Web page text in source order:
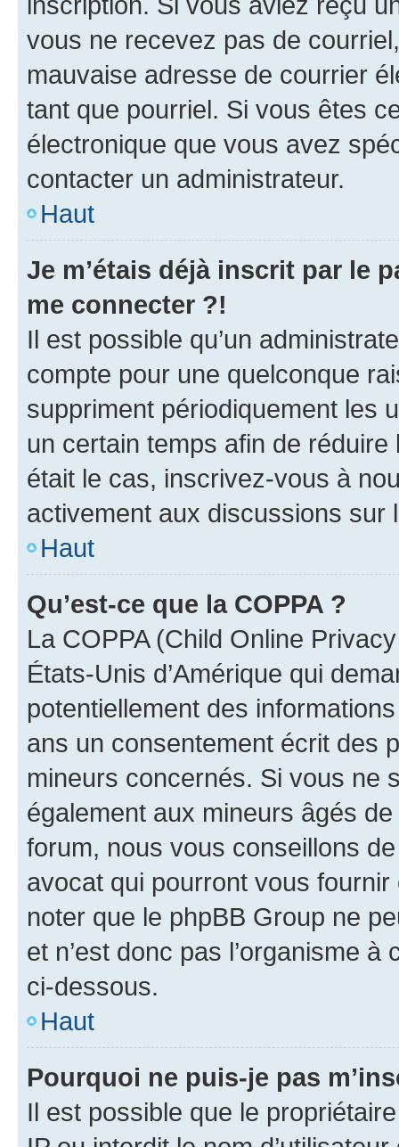
vous ne recevez pas de
mauvaise adresse de courrier
tant que pourriel. Si vous êtes
électronique que vous avez
contacter un administrateur.
Haut
Je m’étais déjà inscrit par le
me connecter ?!
Il est possible qu’un
compte pour une quelconque
suppriment périodiquement les
un certain temps afin de
était le cas, inscrivez-vous à
activement aux discussions sur
Haut
Qu’est-ce que la COPPA ?
La COPPA (Child Online
États-Unis d’Amérique qui
potentiellement des
ans un consentement écrit des
mineurs concernés. Si vous ne
également aux mineurs âgés
forum, nous vous conseillons
avocat qui pourront vous
noter que le phpBB Group ne
et n’est donc pas l’organisme
ci-dessous.
Haut
Pourquoi ne puis-je pas
Il est possible que le